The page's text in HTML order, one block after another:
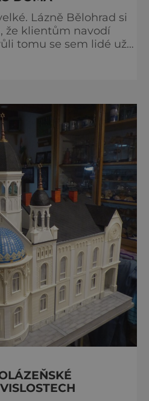
Lázně Bělohrad si
že klientům navodí
tomu se sem lidé už
velkolepé akce.
vlastně neříká.